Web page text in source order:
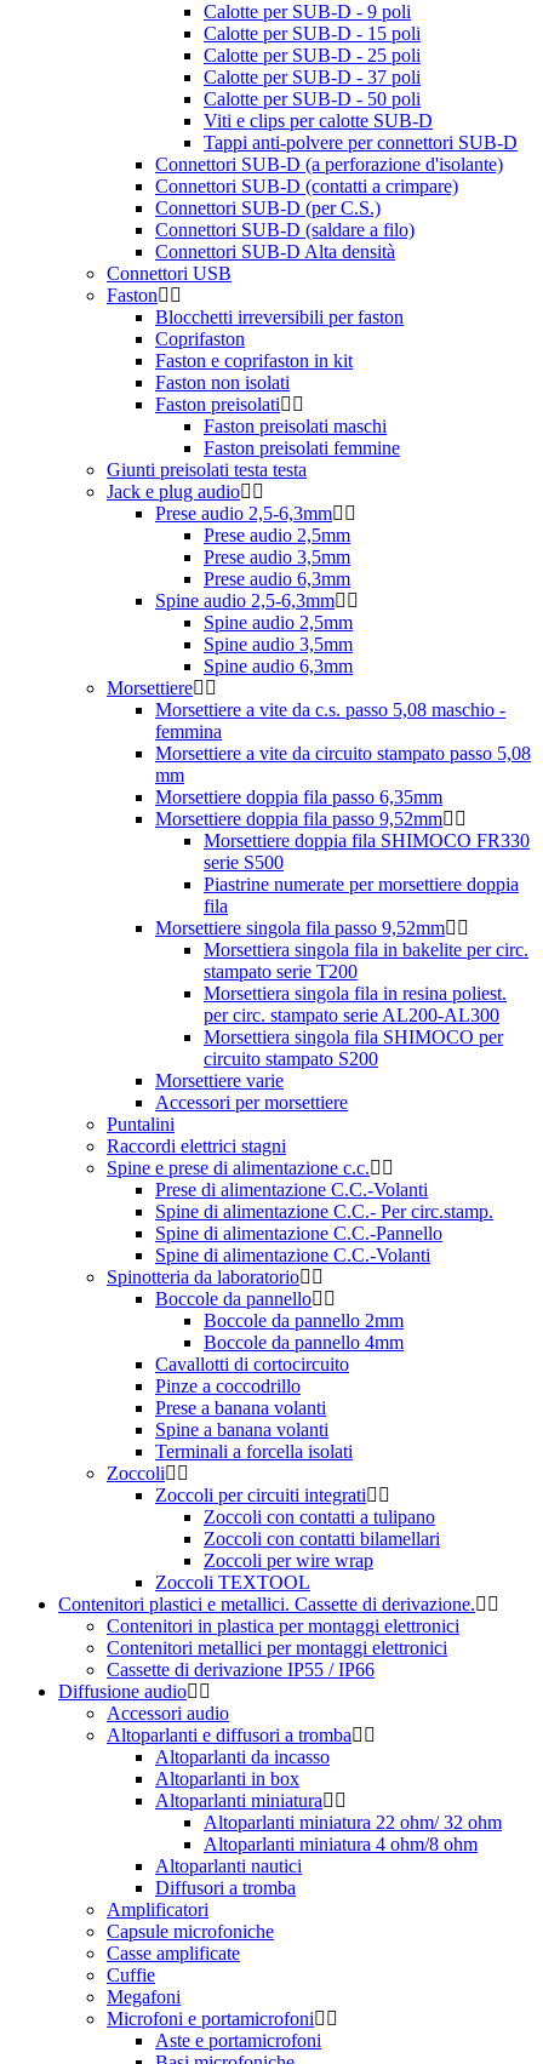
Calotte per SUB-D - 9 poli
Calotte per SUB-D - 15 poli
Calotte per SUB-D - 25 poli
Calotte per SUB-D - 37 poli
Calotte per SUB-D - 50 poli
Viti e clips per calotte SUB-D
Tappi anti-polvere per connettori SUB-D
Connettori SUB-D (a perforazione d'isolante)
Connettori SUB-D (contatti a crimpare)
Connettori SUB-D (per C.S.)
Connettori SUB-D (saldare a filo)
Connettori SUB-D Alta densità
Connettori USB
Faston
Blocchetti irreversibili per faston
Coprifaston
Faston e coprifaston in kit
Faston non isolati
Faston preisolati
Faston preisolati maschi
Faston preisolati femmine
Giunti preisolati testa testa
Jack e plug audio
Prese audio 2,5-6,3mm
Prese audio 2,5mm
Prese audio 3,5mm
Prese audio 6,3mm
Spine audio 2,5-6,3mm
Spine audio 2,5mm
Spine audio 3,5mm
Spine audio 6,3mm
Morsettiere
Morsettiere a vite da c.s. passo 5,08 maschio -
femmina
Morsettiere a vite da circuito stampato passo 5,08
mm
Morsettiere doppia fila passo 6,35mm
Morsettiere doppia fila passo 9,52mm
Morsettiere doppia fila SHIMOCO FR330
serie S500
Piastrine numerate per morsettiere doppia
fila
Morsettiere singola fila passo 9,52mm
Morsettiera singola fila in bakelite per circ.
stampato serie T200
Morsettiera singola fila in resina poliest.
per circ. stampato serie AL200-AL300
Morsettiera singola fila SHIMOCO per
circuito stampato S200
Morsettiere varie
Accessori per morsettiere
Puntalini
Raccordi elettrici stagni
Spine e prese di alimentazione c.c.
Prese di alimentazione C.C.-Volanti
Spine di alimentazione C.C.- Per circ.stamp.
Spine di alimentazione C.C.-Pannello
Spine di alimentazione C.C.-Volanti
Spinotteria da laboratorio
Boccole da pannello
Boccole da pannello 2mm
Boccole da pannello 4mm
Cavallotti di cortocircuito
Pinze a coccodrillo
Prese a banana volanti
Spine a banana volanti
Terminali a forcella isolati
Zoccoli
Zoccoli per circuiti integrati
Zoccoli con contatti a tulipano
Zoccoli con contatti bilamellari
Zoccoli per wire wrap
Zoccoli TEXTOOL
Contenitori plastici e metallici. Cassette di derivazione.
Contenitori in plastica per montaggi elettronici
Contenitori metallici per montaggi elettronici
Cassette di derivazione IP55 / IP66
Diffusione audio
Accessori audio
Altoparlanti e diffusori a tromba
Altoparlanti da incasso
Altoparlanti in box
Altoparlanti miniatura
Altoparlanti miniatura 22 ohm/ 32 ohm
Altoparlanti miniatura 4 ohm/8 ohm
Altoparlanti nautici
Diffusori a tromba
Amplificatori
Capsule microfoniche
Casse amplificate
Cuffie
Megafoni
Microfoni e portamicrofoni
Aste e portamicrofoni